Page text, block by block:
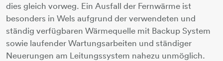
dies gleich vorweg. Ein Ausfall der Fernwärme ist
besonders in Wels aufgrund der verwendeten und
ständig verfügbaren Wärmequelle mit Backup System
sowie laufender Wartungsarbeiten und ständiger
Neuerungen am Leitungssystem nahezu unmöglich.